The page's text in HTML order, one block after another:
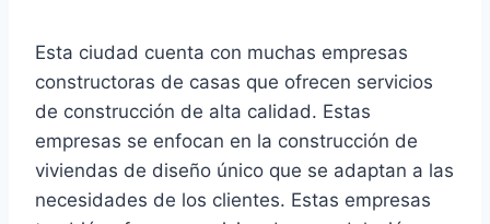
Esta ciudad cuenta con muchas empresas
constructoras de casas que ofrecen servicios
de construcción de alta calidad. Estas
empresas se enfocan en la construcción de
viviendas de diseño único que se adaptan a las
necesidades de los clientes. Estas empresas